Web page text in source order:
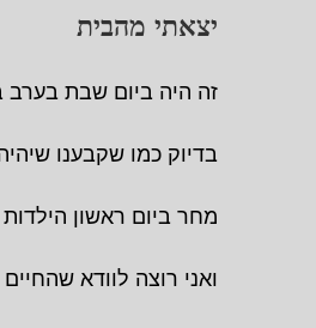
יצאתי מהבית
זה היה ביום שבת
בדיוק כמו שקבענו
מחר ביום ראשון
ואני רוצה לוודא